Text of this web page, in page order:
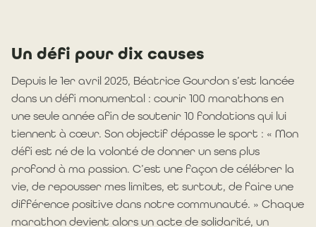
Un défi pour dix causes
Depuis le 1er avril 2025, Béatrice Gourdon s’est lancée
dans un défi monumental : courir 100 marathons en
une seule année afin de soutenir 10 fondations qui lui
tiennent à cœur. Son objectif dépasse le sport : « Mon
défi est né de la volonté de donner un sens plus
profond à ma passion. C’est une façon de célébrer la
vie, de repousser mes limites, et surtout, de faire une
différence positive dans notre communauté. » Chaque
marathon devient alors un acte de solidarité, un